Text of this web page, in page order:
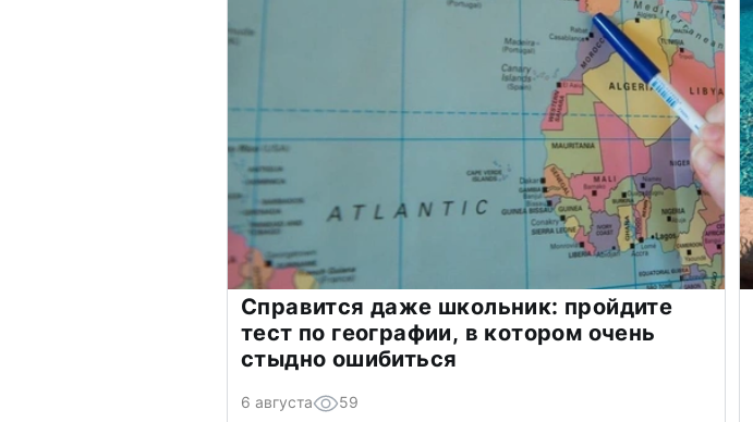
Справится даже школьник: пройдите
тест по географии, в котором очень
стыдно ошибиться
6 августа 59